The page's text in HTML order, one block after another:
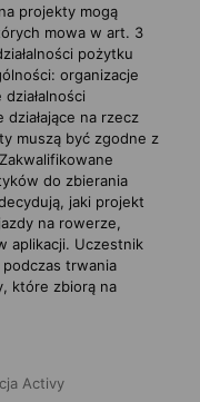
projekty mogą
mowa w art. 3
pożytku
organizacje
na rzecz
muszą być zgodne z
do zbierania
jaki projekt
na rowerze,
aplikacji. Uczestnik
trwania
które zbiorą na
Activy